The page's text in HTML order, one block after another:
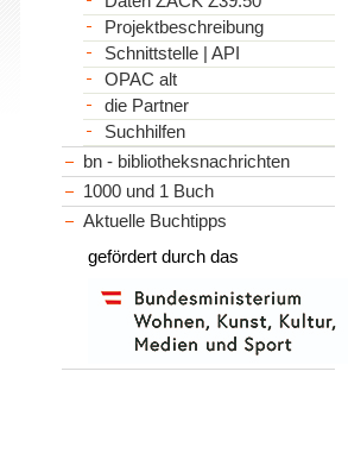
Projektbeschreibung
Schnittstelle | API
OPAC alt
die Partner
Suchhilfen
bn - bibliotheksnachrichten
1000 und 1 Buch
Aktuelle Buchtipps
gefördert durch das